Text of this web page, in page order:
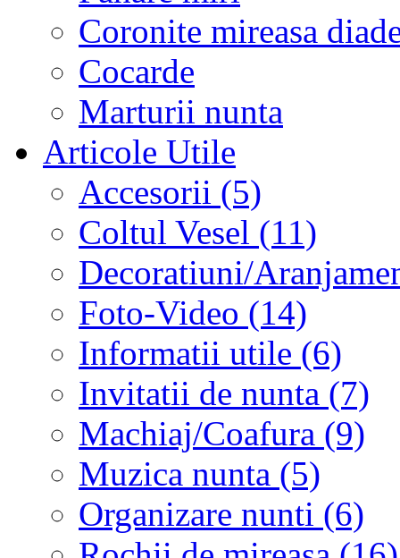
Coronite mireasa
Cocarde
Marturii nunta
Articole Utile
Accesorii (5)
Coltul Vesel (11)
Decoratiuni/
Foto-Video (14)
Informatii utile (6)
Invitatii de nunta (7)
Machiaj/Coafura (9)
Muzica nunta (5)
Organizare nunti (6)